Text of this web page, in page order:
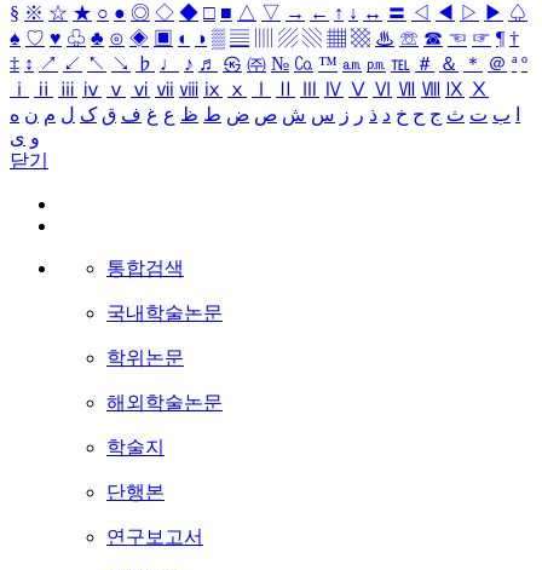
§ ※ ☆ ★ ○ ● ◎ ◇ ◆ □ ■ △ ▽ → ← ↑ ↓ ↔ 〓 ◁ ◀ ▷ ▶ ♤
♠ ♡ ♥ ♧ ♣ ⊙ ◈ ▣ ◐ ◑ ▒ ▤ ▨ ▧ ▦ ▩ ♨ ☏ ☎ ☜ ☞ ¶ †
‡ ↕ ↗ ↙ ↖ ↘ ♭ ♩ ♪ ♬ ㉿ ㈜ № ㏇ ™ ㏂ ㏘ ℡ ＃ ＆ ＊ ＠ ª º
ⅰ
ⅱ ⅲ ⅳ ⅴ ⅵ ⅶ ⅷ ⅸ ⅹ Ⅳ Ⅴ Ⅵ Ⅶ Ⅷ Ⅸ Ⅹ
ب ت ث ج ح خ د ذ ر ز س ش ص ض ط ظ ع غ ف ق ک ل م ن ه
و ی
닫기
통합검색
국내학술논문
학위논문
해외학술논문
학술지
단행본
연구보고서